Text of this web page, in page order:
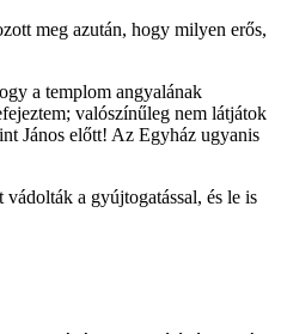
meg azután, hogy milyen erős,
a templom angyalának
valószínűleg nem látjátok
János előtt! Az Egyház ugyanis
a gyújtogatással, és le is